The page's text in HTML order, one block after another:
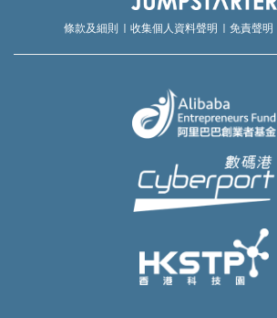
條款及細則 收集個人資料聲明 免責聲明